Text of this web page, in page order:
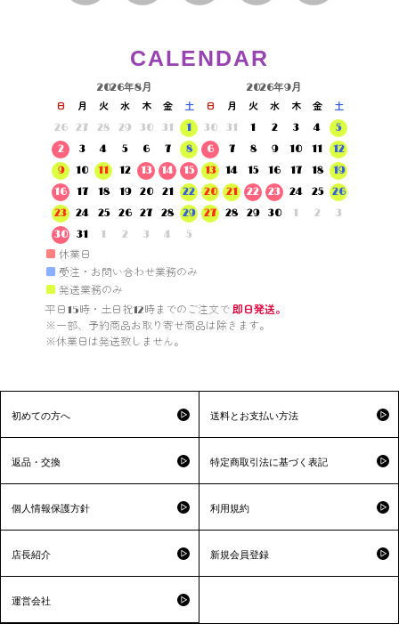
CALENDAR
2026年8月
日 月 火 水 木 金
土
26
27 28 29 30 31
1
2
3 4 5 6 7
8
9
10 11 12 13 14
15
16
17 18 19 20 21
22
23
24 25 26 27 28
29
30
31 1 2 3 4 5
2026年9月
日 月 火 水 木 金
土
30
31 1 2 3 4
5
6
7 8 9 10 11
12
13
14 15 16 17 18
19
20
21 22 23 24 25
26
27
28 29 30 1 2 3
■ 休業日
■ 受注・お問い合わせ業務のみ
■ 発送業務のみ
平日15時・土日祝12時までのご注文で 即日発送。
※一部、予約商品お取り寄せ商品は除きます。
※休業日は発送致しません。
初めての方へ 送料とお支払い方法
返品・交換 特定商取引法に基づく表記
個人情報保護方針 利用規約
店長紹介 新規会員登録
運営会社